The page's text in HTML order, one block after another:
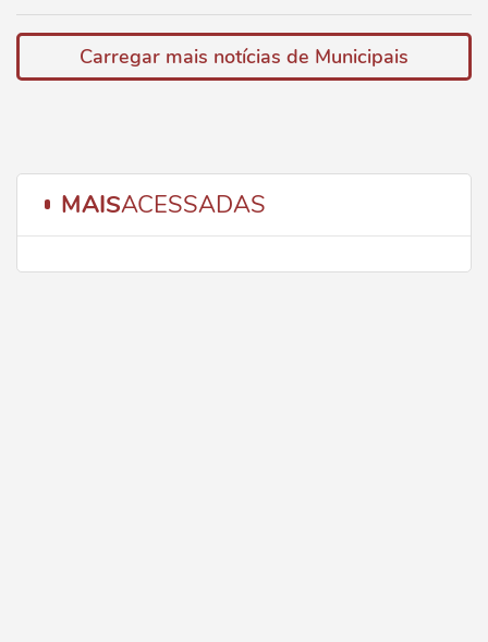
Carregar mais notícias de Municipais
MAISACESSADAS